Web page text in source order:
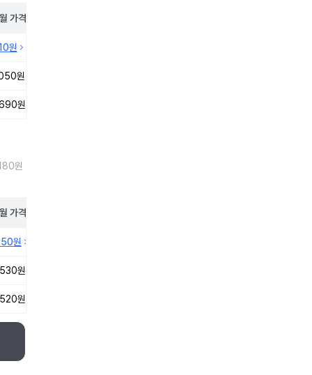
가격
원
원
원
원
가격
원
원
원